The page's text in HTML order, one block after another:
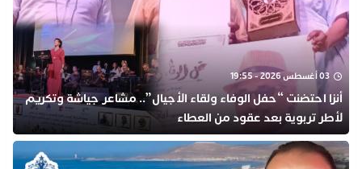
03 أغسطس 2026 - 19:55
أنزا احتضنت “حفل الوفاء ولقاء الأجيال”.. مشاعر جياشة وتكريم
لأطر تربوية بعد عقود من العطاء